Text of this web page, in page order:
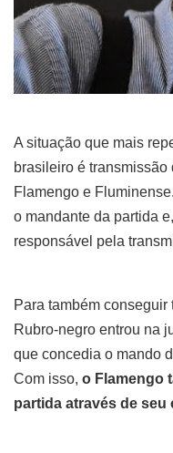
A situação que mais
brasileiro é
Flamengo e
o mandante da partida
responsável pela
Para também
Rubro-negro entrou na
que concedia o mando
Com isso, o Flamengo
partida através de